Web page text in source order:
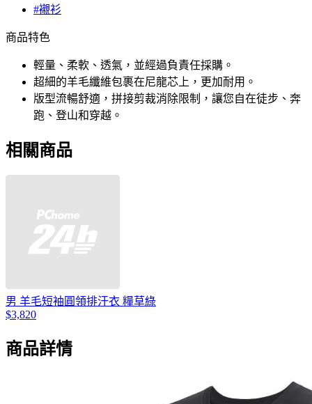
#襯衫
商品特色
輕量、柔軟、透氣，並經過負責任採購。
超細的羊毛纖維包裹在尼龍芯上，更加耐用。
版型流暢舒適，拼接剪裁消除限制，讓您自在徒步、奔
跑、登山和穿越。
相關商品
男 羊毛短袖圓領排汗衣 糧草綠
$3,820
商品詳情